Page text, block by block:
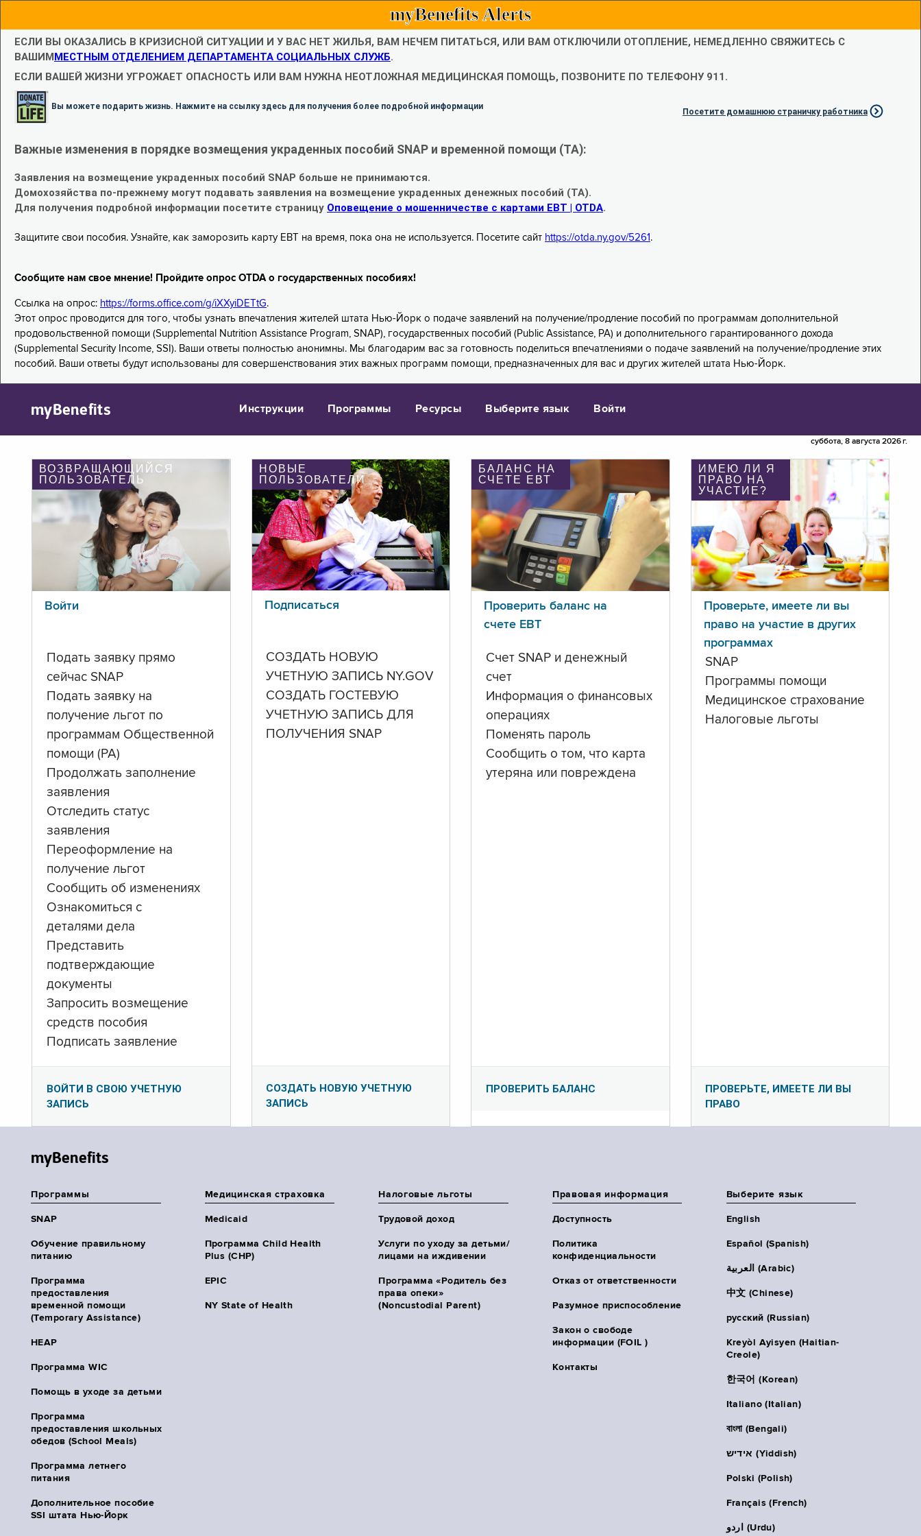
myBenefits Alerts
ЕСЛИ ВЫ ОКАЗАЛИСЬ В КРИЗИСНОЙ СИТУАЦИИ И У ВАС НЕТ ЖИЛЬЯ, ВАМ НЕЧЕМ ПИТАТЬСЯ, ИЛИ ВАМ ОТКЛЮЧИЛИ ОТОПЛЕНИЕ, НЕМЕДЛЕННО СВЯЖИТЕСЬ С
ВАШИММЕСТНЫМ ОТДЕЛЕНИЕМ ДЕПАРТАМЕНТА СОЦИАЛЬНЫХ СЛУЖБ.
ЕСЛИ ВАШЕЙ ЖИЗНИ УГРОЖАЕТ ОПАСНОСТЬ ИЛИ ВАМ НУЖНА НЕОТЛОЖНАЯ МЕДИЦИНСКАЯ ПОМОЩЬ, ПОЗВОНИТЕ ПО ТЕЛЕФОНУ 911.
Вы можете подарить жизнь. Нажмите на ссылку здесь для получения более подробной информации
Посетите домашнюю страничку работника
Важные изменения в порядке возмещения украденных пособий SNAP и временной помощи (TA):
Заявления на возмещение украденных пособий SNAP больше не принимаются.
Домохозяйства по-прежнему могут подавать заявления на возмещение украденных денежных пособий (TA).
Для получения подробной информации посетите страницу Оповещение о мошенничестве с картами EBT | OTDA.
Защитите свои пособия. Узнайте, как заморозить карту EBT на время, пока она не используется. Посетите сайт https://otda.ny.gov/5261 .
Сообщите нам свое мнение! Пройдите опрос OTDA о государственных пособиях!
Ссылка на опрос: https://forms.office.com/g/iXXyiDETtG.
Этот опрос проводится для того, чтобы узнать впечатления жителей штата Нью-Йорк о подаче заявлений на получение/продление пособий по программам дополнительной
продовольственной помощи (Supplemental Nutrition Assistance Program, SNAP), государственных пособий (Public Assistance, PA) и дополнительного гарантированного дохода
(Supplemental Security Income, SSI). Ваши ответы полностью анонимны. Мы благодарим вас за готовность поделиться впечатлениями о подаче заявлений на получение/продление этих
пособий. Ваши ответы будут использованы для совершенствования этих важных программ помощи, предназначенных для вас и других жителей штата Нью-Йорк.
myBenefits Инструкции Программы Ресурсы Выберите язык Войти
суббота, 8 августа 2026 г.
ВОЗВРАЩАЮЩИЙСЯ
ПОЛЬЗОВАТЕЛЬ
Войти
Подать заявку прямо
сейчас SNAP
Подать заявку на
получение льгот по
программам Общественной
помощи (PA)
Продолжать заполнение
заявления
Отследить статус
заявления
Переоформление на
получение льгот
Сообщить об изменениях
Ознакомиться с
деталями дела
Представить
подтверждающие
документы
Запросить возмещение
средств пособия
Подписать заявление
ВОЙТИ В СВОЮ УЧЕТНУЮ
ЗАПИСЬ
НОВЫЕ
ПОЛЬЗОВАТЕЛИ
Подписаться
СОЗДАТЬ НОВУЮ
УЧЕТНУЮ ЗАПИСЬ NY.GOV
СОЗДАТЬ ГОСТЕВУЮ
УЧЕТНУЮ ЗАПИСЬ ДЛЯ
ПОЛУЧЕНИЯ SNAP
СОЗДАТЬ НОВУЮ УЧЕТНУЮ
ЗАПИСЬ
БАЛАНС НА
СЧЕТЕ ЕВТ
Проверить баланс на
счете ЕВТ
Счет SNAP и денежный
счет
Информация о финансовых
операциях
Поменять пароль
Сообщить о том, что карта
утеряна или повреждена
ПРОВЕРИТЬ БАЛАНС
ИМЕЮ ЛИ Я
ПРАВО НА
УЧАСТИЕ?
Проверьте, имеете ли вы
право на участие в других
программах
SNAP
Программы помощи
Медицинское страхование
Налоговые льготы
ПРОВЕРЬТЕ, ИМЕЕТЕ ЛИ ВЫ
ПРАВО
myBenefits
Программы
SNAP
Обучение правильному
питанию
Программа
предоставления
временной помощи
(Temporary Assistance)
HEAP
Программа WIC
Помощь в уходе за детьми
Программа
предоставления школьных
обедов (School Meals)
Программа летнего
питания
Дополнительное пособие
SSI штата Нью-Йорк
Медицинская страховка
Medicaid
Программа Child Health
Plus (CHP)
EPIC
NY State of Health
Налоговые льготы
Трудовой доход
Услуги по уходу за детьми/
лицами на иждивении
Программа «Родитель без
права опеки»
(Noncustodial Parent)
Правовая информация
Доступность
Политика
конфиденциальности
Отказ от ответственности
Разумное приспособление
Закон о свободе
информации (FOIL )
Контакты
Выберите язык
English
Español (Spanish)
العربية (Arabic)
中文 (Chinese)
русский (Russian)
Kreyòl Ayisyen (Haitian-
Creole)
한국어 (Korean)
Italiano (Italian)
বাংলা (Bengali)
אידיש (Yiddish)
Polski (Polish)
Français (French)
اردو (Urdu)